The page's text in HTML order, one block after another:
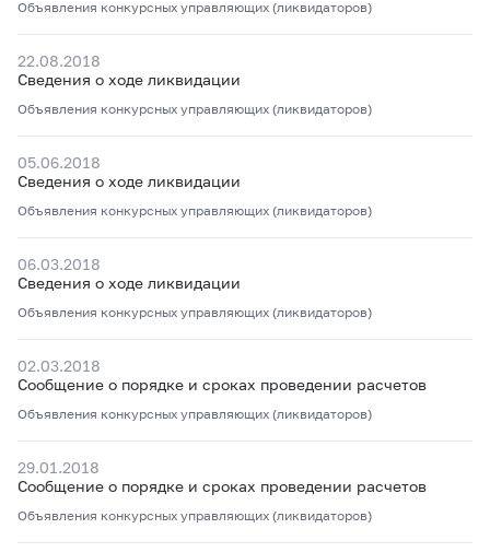
Объявления конкурсных управляющих (ликвидаторов)
22.08.2018
Сведения о ходе ликвидации
Объявления конкурсных управляющих (ликвидаторов)
05.06.2018
Сведения о ходе ликвидации
Объявления конкурсных управляющих (ликвидаторов)
06.03.2018
Сведения о ходе ликвидации
Объявления конкурсных управляющих (ликвидаторов)
02.03.2018
Сообщение о порядке и сроках проведении расчетов
Объявления конкурсных управляющих (ликвидаторов)
29.01.2018
Сообщение о порядке и сроках проведении расчетов
Объявления конкурсных управляющих (ликвидаторов)